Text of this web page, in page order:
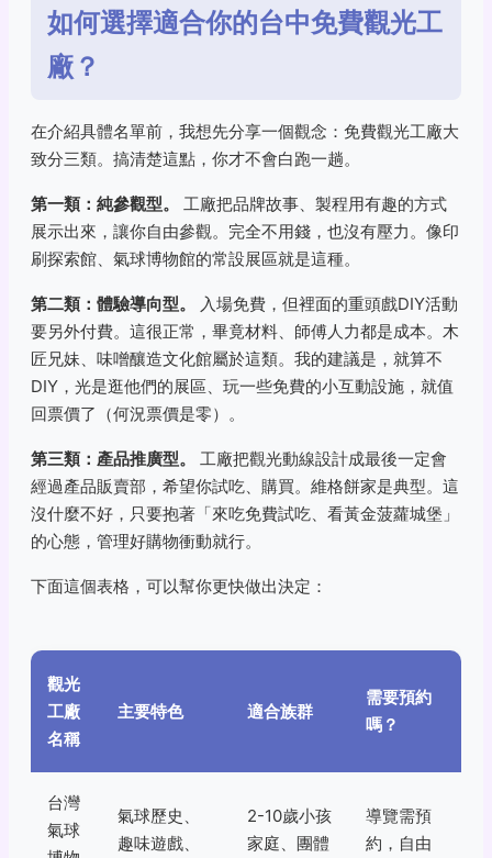
如何選擇適合你的台中免費觀光工
廠？
在介紹具體名單前，我想先分享一個觀念：免費觀光工廠大
致分三類。搞清楚這點，你才不會白跑一趟。
第一類：純參觀型。
工廠把品牌故事、製程用有趣的方式
展示出來，讓你自由參觀。完全不用錢，也沒有壓力。像印
刷探索館、氣球博物館的常設展區就是這種。
第二類：體驗導向型。
入場免費，但裡面的重頭戲DIY活動
要另外付費。這很正常，畢竟材料、師傅人力都是成本。木
匠兄妹、味噌釀造文化館屬於這類。我的建議是，就算不
DIY，光是逛他們的展區、玩一些免費的小互動設施，就值
回票價了（何況票價是零）。
第三類：產品推廣型。
工廠把觀光動線設計成最後一定會
經過產品販賣部，希望你試吃、購買。維格餅家是典型。這
沒什麼不好，只要抱著「來吃免費試吃、看黃金菠蘿城堡」
的心態，管理好購物衝動就行。
下面這個表格，可以幫你更快做出決定：
觀光
工廠
名稱
主要特色 適合族群
需要預約
嗎？
台灣
氣球
氣球歷史、
趣味遊戲、
2-10歲小孩
家庭、團體
導覽需預
約，自由